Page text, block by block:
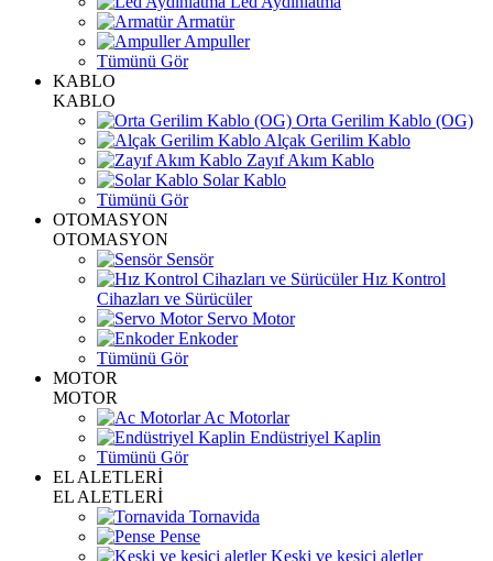
Armatür
Ampuller
Tümünü Gör
KABLO
KABLO
Orta Gerilim Kablo (OG)
Alçak Gerilim Kablo
Zayıf Akım Kablo
Solar Kablo
Tümünü Gör
OTOMASYON
OTOMASYON
Sensör
Hız Kontrol
Cihazları ve Sürücüler
Servo Motor
Enkoder
Tümünü Gör
MOTOR
MOTOR
Ac Motorlar
Endüstriyel Kaplin
Tümünü Gör
EL ALETLERİ
EL ALETLERİ
Tornavida
Pense
Keski ve kesici aletler